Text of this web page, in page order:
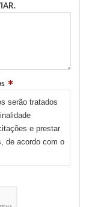
serão tratados
e prestar
de acordo com o